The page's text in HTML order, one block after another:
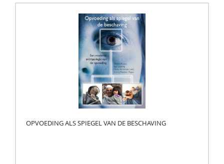
OPVOEDING ALS SPIEGEL VAN DE BESCHAVING